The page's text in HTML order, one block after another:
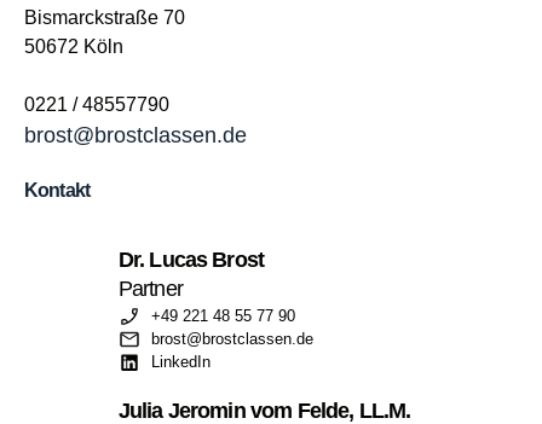
Kontakt
Dr. Lucas Brost
Partner
+49 221 48 55 77 90
brost@brostclassen.de
LinkedIn
Julia Jeromin vom Felde, LL.M.
Bismarckstraße 70
50672 Köln
0221 / 48557790
brost@brostclassen.de